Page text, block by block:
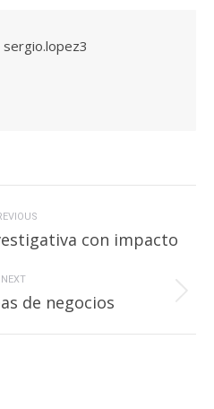
sergio.lopez3
Previous
post:
con impacto
NEXT
Next
de negocios